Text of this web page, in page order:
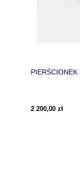
2 200,00 zł